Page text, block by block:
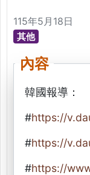
115年5月18日
其他
內容
韓國報導：
#https://
#https://
#https://